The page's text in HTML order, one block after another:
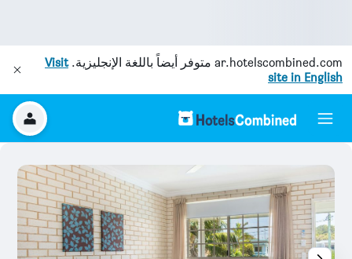
ar.hotelscombined.com متوفر أيضاً باللغة الإنجليزية.Visit
site in English